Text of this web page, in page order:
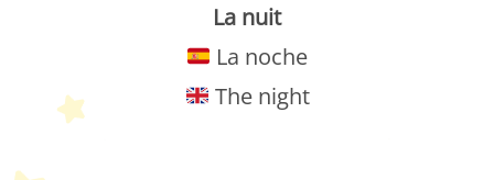
La nuit
La noche
The night